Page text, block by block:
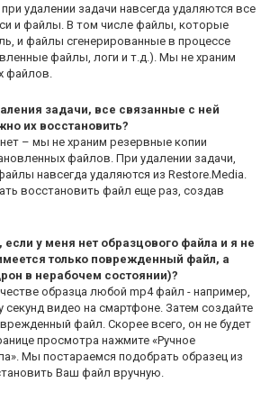
удалении задачи навсегда удаляются все
и файлы. В том числе файлы, которые
и файлы сгенерированные в процессе
файлы, логи и т.д.). Мы не храним
файлов.
задачи, все связанные с ней
их восстановить?
– мы не храним резервные копии
файлов. При удалении задачи,
навсегда удаляются из Restore.Media.
восстановить файл еще раз, создав
если у меня нет образцового файла и я не
только поврежденный файл, а
в нерабочем состоянии)?
образца любой mp4 файл - например,
секунд видео на смартфоне. Затем создайте
файл. Скорее всего, он не будет
просмотра нажмите «Ручное
Мы постараемся подобрать образец из
Ваш файл вручную.